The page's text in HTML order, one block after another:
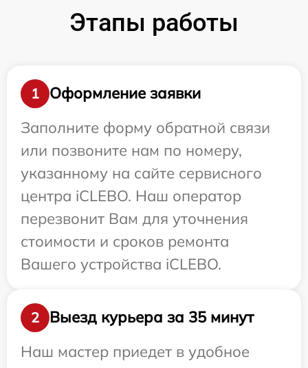
Этапы работы
1
Оформление заявки
Заполните форму обратной связи
или позвоните нам по номеру,
указанному на сайте сервисного
центра iCLEBO. Наш оператор
перезвонит Вам для уточнения
стоимости и сроков ремонта
Вашего устройства iCLEBO.
2
Выезд курьера за 35 минут
Наш мастер приедет в удобное